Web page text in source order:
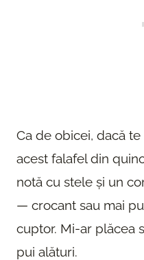
Ca de obicei, dacă
acest falafel din
notă cu stele și un
— crocant sau mai
cuptor. Mi-ar plăcea
pui alături.